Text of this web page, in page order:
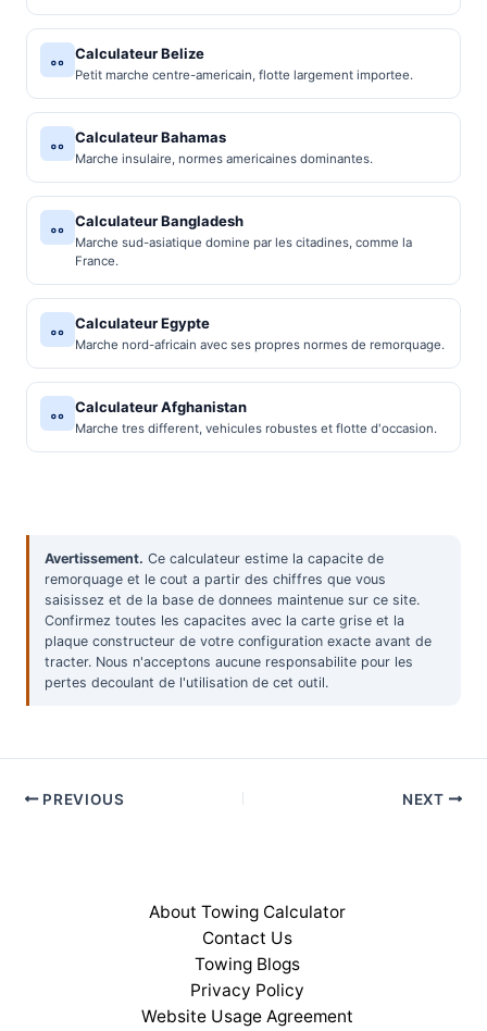
Calculateur Belize
Petit marche centre-americain, flotte largement importee.
Calculateur Bahamas
Marche insulaire, normes americaines dominantes.
Calculateur Bangladesh
Marche sud-asiatique domine par les citadines, comme la
France.
Calculateur Egypte
Marche nord-africain avec ses propres normes de remorquage.
Calculateur Afghanistan
Marche tres different, vehicules robustes et flotte d'occasion.
Avertissement. Ce calculateur estime la capacite de
remorquage et le cout a partir des chiffres que vous
saisissez et de la base de donnees maintenue sur ce site.
Confirmez toutes les capacites avec la carte grise et la
plaque constructeur de votre configuration exacte avant de
tracter. Nous n'acceptons aucune responsabilite pour les
pertes decoulant de l'utilisation de cet outil.
PREVIOUS NEXT
About Towing Calculator
Contact Us
Towing Blogs
Privacy Policy
Website Usage Agreement